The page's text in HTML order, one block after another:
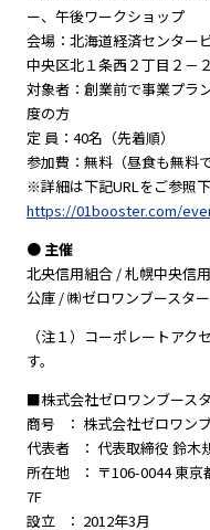
ー、午後ワークショップ
会場：北海道経済センター
中央区北１条西２丁目２－２
対象者：創業前で事業プラ
度の方
定 員：40名（先着順）
参加費：無料（昼食も無料
※詳細は下記URLをご参照下
https://01booster.com/
● 主催
北央信用組合 / 札幌中央信
公庫 / ㈱ゼロワンブースター
（注１）コーポレートア
す。
■株式会社ゼロワンブース
商号 ： 株式会社ゼロワン
代表者 ： 代表取締役 鈴木
所在地 ： 〒106-0044 東京
7F
設立 ： 2012年3月